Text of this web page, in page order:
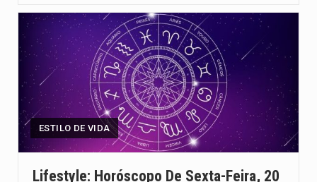
ESTILO DE VIDA
Lifestyle: Horóscopo De Sexta-Feira, 20